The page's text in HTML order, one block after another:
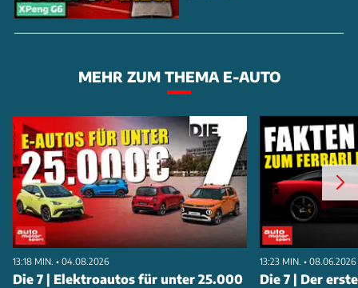
MEHR ZUM THEMA E-AUTO
13:18 MIN. • 04.08.2026
Die 7 | Elektroautos für unter 25.000
13:23 MIN. • 08.06.2026
Die 7 | Der